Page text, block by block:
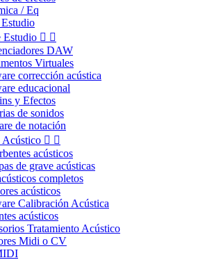
/ Eq
Estudio  
DAW
Virtuales
corrección acústica
educacional
y Efectos
de sonidos
de notación
Acústico  
acústicos
de grave acústicas
completos
acústicos
Calibración Acústica
acústicos
Tratamiento Acústico
Midi o CV